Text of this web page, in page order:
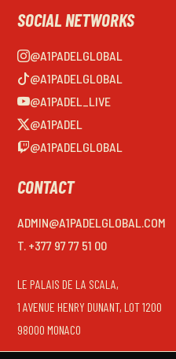
SOCIAL NETWORKS
@A1PADELGLOBAL
@A1PADELGLOBAL
@A1PADEL_LIVE
@A1PADEL
@A1PADELGLOBAL
CONTACT
ADMIN@A1PADELGLOBAL.COM
T. +377 97 77 51 00
LE PALAIS DE LA SCALA,
1 AVENUE HENRY DUNANT, LOT 1200
98000 MONACO